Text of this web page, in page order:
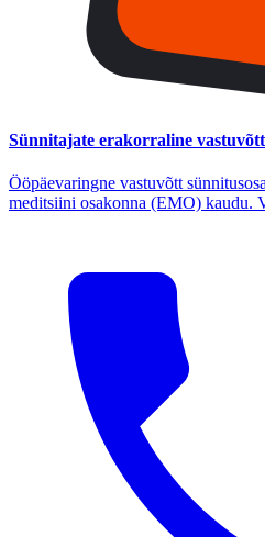
Sünnitajate erakorraline vastuvõtt
Ööpäevaringne vastuvõtt
meditsiini osakonna (EMO) kaudu.